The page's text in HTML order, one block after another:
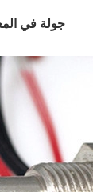
جولة في